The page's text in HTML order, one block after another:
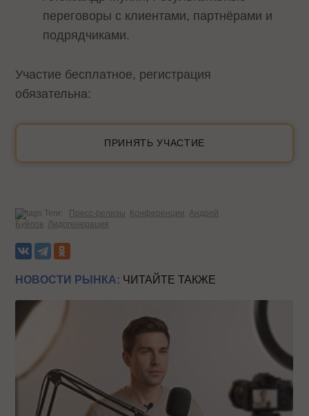
переговоры с клиентами, партнёрами и
подрядчиками.
Участие бесплатное, регистрация
обязательна:
ПРИНЯТЬ УЧАСТИЕ
Теги: Пресс-релизы Конференции Андрей
Буйлов Лидогенерация
НОВОСТИ РЫНКА: ЧИТАЙТЕ ТАКЖЕ